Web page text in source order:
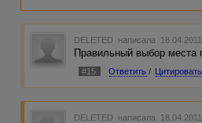
DELETED написала
Правильный выбор
#15 Ответить / Цитировать
DELETED написала